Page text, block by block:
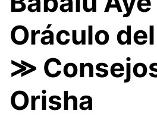
Oráculo
≫
Orisha